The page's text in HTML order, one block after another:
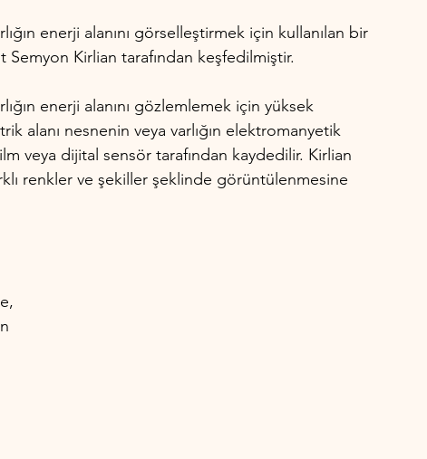
enerji alanını görselleştirmek için kullanılan bir
Semyon Kirlian tarafından keşfedilmiştir.
enerji alanını gözlemlemek için yüksek
alanı nesnenin veya varlığın elektromanyetik
veya dijital sensör tarafından kaydedilir. Kirlian
renkler ve şekiller şeklinde görüntülenmesine